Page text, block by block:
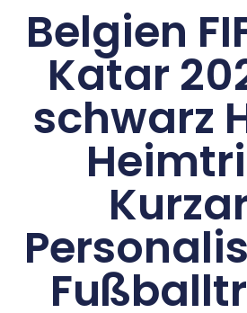
Belgien
Katar
schwarz